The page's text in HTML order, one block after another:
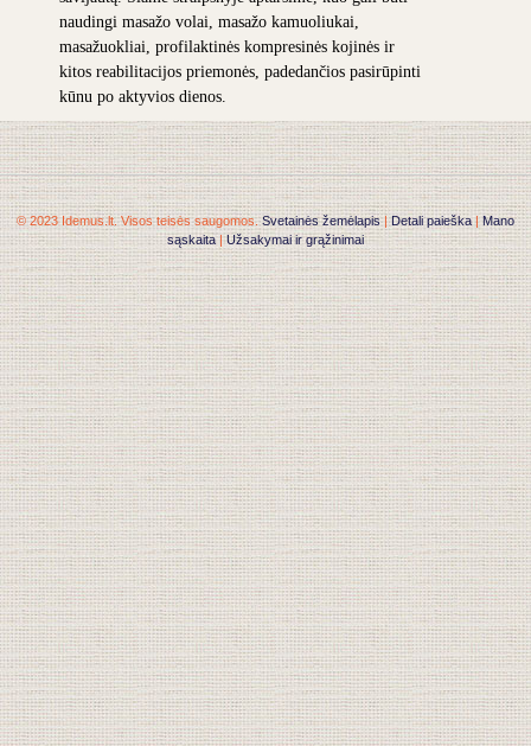
naudingi masažo volai, masažo kamuoliukai,
masažuokliai, profilaktinės kompresinės kojinės ir
kitos reabilitacijos priemonės, padedančios pasirūpinti
kūnu po aktyvios dienos.
© 2023 Idemus.lt. Visos teisės saugomos.Svetainės žemėlapis|Detali paieška|Mano
sąskaita|Užsakymai ir grąžinimai